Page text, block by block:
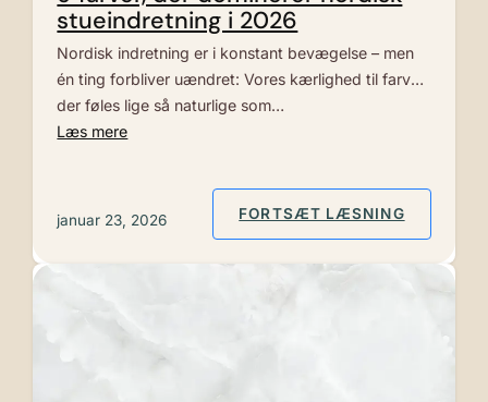
stueindretning i 2026
Nordisk indretning er i konstant bevægelse – men
én ting forbliver uændret: Vores kærlighed til farver,
der føles lige så naturlige som…
Læs mere
januar 23, 2026 FORTSÆT LÆSNING: 9